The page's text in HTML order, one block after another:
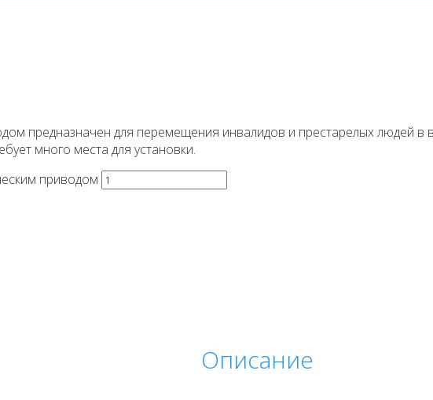
предназначен для перемещения инвалидов и престарелых людей в
много места для установки.
приводом
Описание